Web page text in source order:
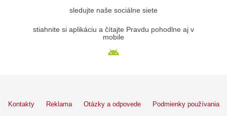
sledujte naše sociálne siete
stiahnite si aplikáciu a čítajte Pravdu pohodlne aj v
mobile
Kontakty Reklama Otázky a odpovede Podmienky používania